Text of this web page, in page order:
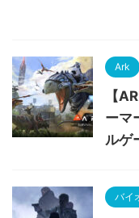
Ark
【
ーマ
ルゲ
バイ